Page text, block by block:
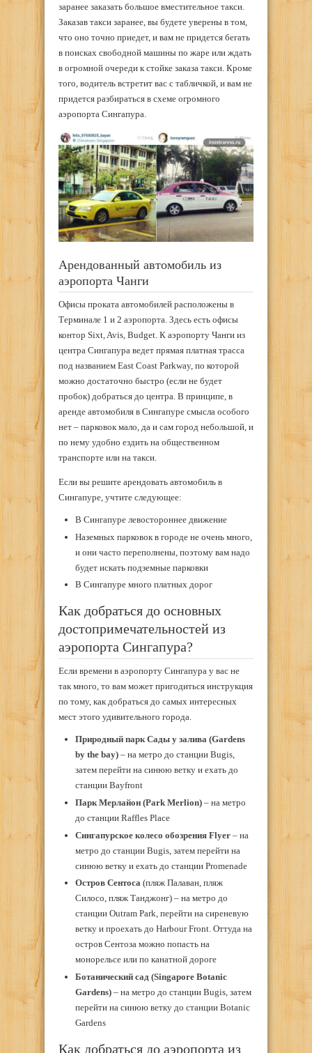
заранее заказать большое вместительное такси.
Заказав такси заранее, вы будете уверены в том,
что оно точно приедет, и вам не придется бегать
в поисках свободной машины по жаре или ждать
в огромной очереди к стойке заказа такси. Кроме
того, водитель встретит вас с табличкой, и вам не
придется разбираться в схеме огромного
аэропорта Сингапура.
Арендованный автомобиль из
аэропорта Чанги
Офисы проката автомобилей расположены в
Терминале 1 и 2 аэропорта. Здесь есть офисы
контор Sixt, Avis, Budget. К аэропорту Чанги из
центра Сингапура ведет прямая платная трасса
под названием East Coast Parkway, по которой
можно достаточно быстро (если не будет
пробок) добраться до центра. В принципе, в
аренде автомобиля в Сингапуре смысла особого
нет – парковок мало, да и сам город небольшой, и
по нему удобно ездить на общественном
транспорте или на такси.
Если вы решите арендовать автомобиль в
Сингапуре, учтите следующее:
В Сингапуре левостороннее движение
Наземных парковок в городе не очень много,
и они часто переполнены, поэтому вам надо
будет искать подземные парковки
В Сингапуре много платных дорог
Как добраться до основных
достопримечательностей из
аэропорта Сингапура?
Если времени в аэропорту Сингапура у вас не
так много, то вам может пригодиться инструкция
по тому, как добраться до самых интересных
мест этого удивительного города.
Природный парк Сады у залива (Gardens
by the bay)– на метро до станции Bugis,
затем перейти на синюю ветку и ехать до
станции Bayfront
Парк Мерлайон (Park Merlion)– на метро
до станции Raffles Place
Сингапурское колесо обозрения Flyer– на
метро до станции Bugis, затем перейти на
синюю ветку и ехать до станции Promenade
Остров Сентоса(пляж Палаван, пляж
Силосо, пляж Танджонг) – на метро до
станции Outram Park, перейти на сиреневую
ветку и проехать до Harbour Front. Оттуда на
остров Сентоза можно попасть на
монорельсе или по канатной дороге
Ботанический сад (Singapore Botanic
Gardens)– на метро до станции Bugis, затем
перейти на синюю ветку до станции Botanic
Gardens
Как добраться до аэропорта из